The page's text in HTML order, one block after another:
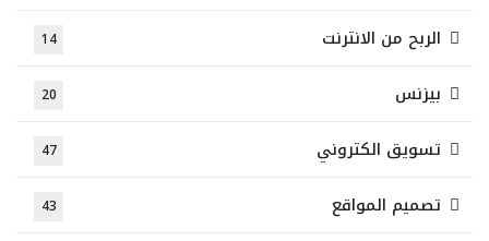
الربح من الانترنت 14
بيزنس 20
تسويق الكتروني 47
تصميم المواقع 43